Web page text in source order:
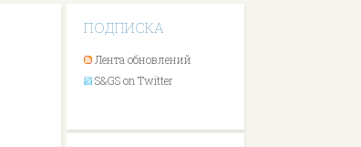
ПОДПИСКА
Лента обновлений
S&GS on Twitter